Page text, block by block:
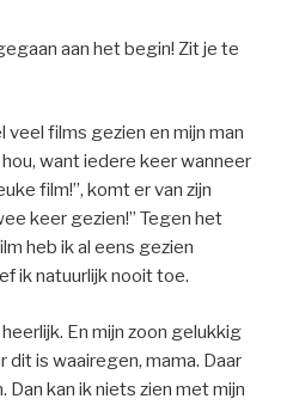
aan het begin! Zit je te
veel films gezien en mijn man
want iedere keer wanneer
film!”, komt er van zijn
keer gezien!” Tegen het
heb ik al eens gezien
ik natuurlijk nooit toe.
En mijn zoon gelukkig
dit is waairegen, mama. Daar
Dan kan ik niets zien met mijn